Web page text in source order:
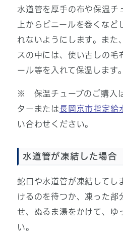
水道管を厚手の布や保温チ
上からビニールを巻くな
れないようにします。また
スの中には、使い古しの毛
ール等を入れて保温します。
※ 保温チューブのご購入
ターまたは長岡京市指定給
い合わせください。
水道管が凍結した場合
蛇口や水道管が凍結してし
けるのを待つか、凍った部
せ、ぬるま湯をかけて、ゆ
い。